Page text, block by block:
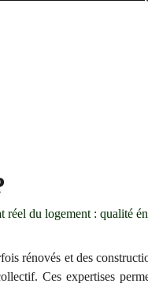
du logement : qualité
rénovés et des
Ces expertises